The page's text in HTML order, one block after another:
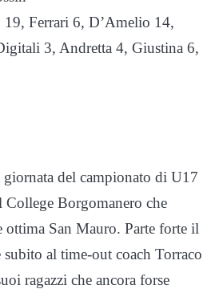
Ferrari 6, D’Amelio 14,
3, Andretta 4, Giustina 6,
giornata del campionato di U17
Borgomanero che
ottima San Mauro. Parte forte il
al time-out coach Torraco
ragazzi che ancora forse